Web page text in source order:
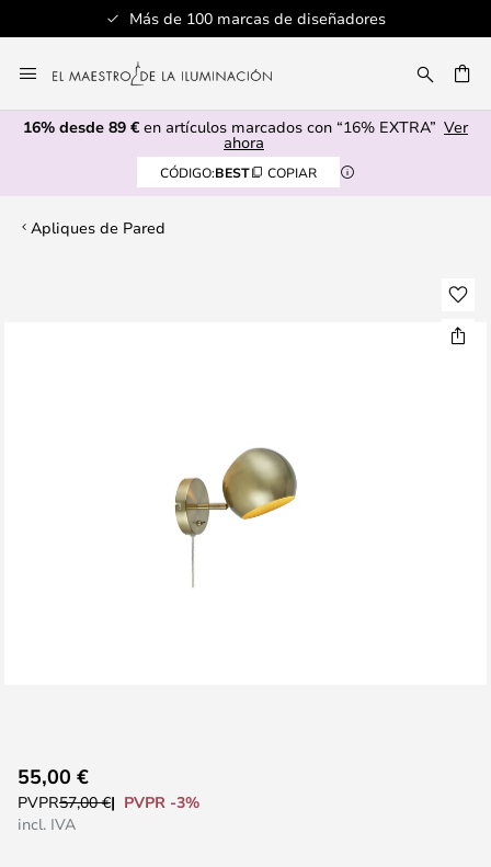
Más de 100 marcas de diseñadores
al
contenido
16% desde 89 € en artículos marcados con “16% EXTRA” Ver
ahora
CÓDIGO:BEST COPIAR
Apliques de Pared
comienzo
55,00 €
PVPR57,00 €
PVPR -3%
incl. IVA